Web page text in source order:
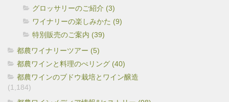
グロッサリーのご紹介 (3)
ワイナリーの楽しみかた (9)
特別販売のご案内 (39)
都農ワイナリーツアー (5)
都農ワインと料理のぺリング (40)
都農ワインのブドウ栽培とワイン醸造
(1,184)